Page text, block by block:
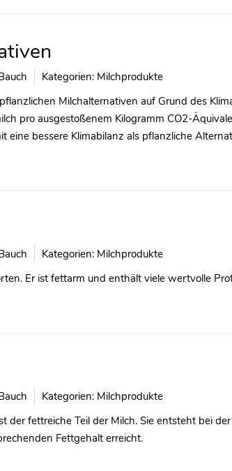
Kategorien: Milchprodukte
Milchalternativen auf Grund des
pro ausgestoßenem Kilogramm CO2-
eine bessere Klimabilanz als pflanzliche
Kategorien: Milchprodukte
Er ist fettarm und enthält viele wertvolle
Kategorien: Milchprodukte
der fettreiche Teil der Milch. Sie entsteht bei
Fettgehalt erreicht.